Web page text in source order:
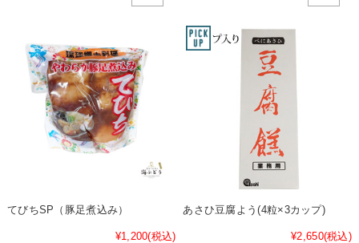
てびちSP（豚足煮込み）
¥1,200(税込)
あさひ豆腐よう(4粒×3カップ)
¥2,650(税込)